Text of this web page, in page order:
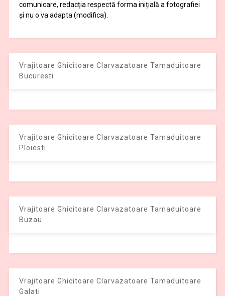
comunicare, redacția respectă forma inițială a fotografiei
și nu o va adapta (modifica).
Vrajitoare Ghicitoare Clarvazatoare Tamaduitoare
Bucuresti
Vrajitoare Ghicitoare Clarvazatoare Tamaduitoare
Ploiesti
Vrajitoare Ghicitoare Clarvazatoare Tamaduitoare
Buzau
Vrajitoare Ghicitoare Clarvazatoare Tamaduitoare
Galati